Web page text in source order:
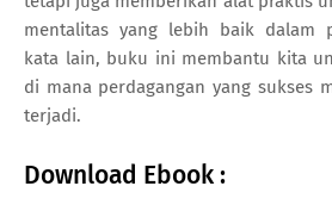
mentalitas yang lebih baik dalam
kata lain, buku ini membantu kita
di mana perdagangan yang sukses
terjadi.
Download Ebook :